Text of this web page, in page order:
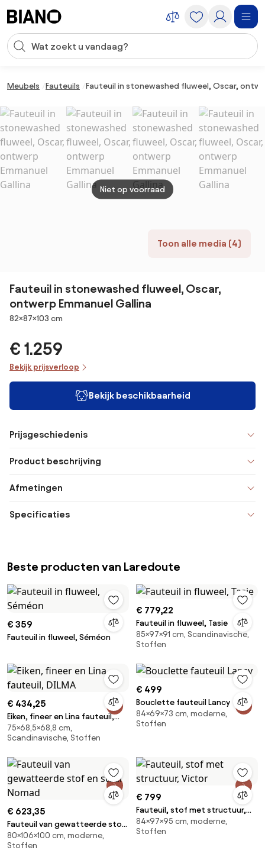
Zoekopdracht invoeren
Meubels Fauteuils Fauteuil in stonewashed fluweel, Oscar,
Toon alle media (4)
Niet op voorraad
Fauteuil in stonewashed fluweel, Oscar,
ontwerp Emmanuel Gallina
Afmetingen
82×87×103 cm
€ 1.259
Bekijk prijsverloop
Bekijk beschikbaarheid
Prijsgeschiedenis
Product beschrijving
Afmetingen
Specificaties
Beste producten van Laredoute
€ 359
Fauteuil in fluweel, Séméon
€ 779,22
Fauteuil in fluweel, Tasie
85×97×91 cm, Scandinavische,
Stoffen
€ 434,25
Eiken, fineer en Lina fauteuil,
DILMA
75×68,5×68,8 cm,
Scandinavische, Stoffen
€ 499
Bouclette fauteuil Lancy
84×69×73 cm, moderne,
Stoffen
€ 623,35
Fauteuil van gewatteerde stof
en staal Nomad
80×106×100 cm, moderne,
Stoffen
€ 799
Fauteuil, stof met structuur,
Victor
84×97×95 cm, moderne,
Stoffen